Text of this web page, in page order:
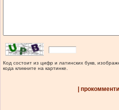
Код состоит из цифр и латинских букв,
кода кликните на картинке.
|